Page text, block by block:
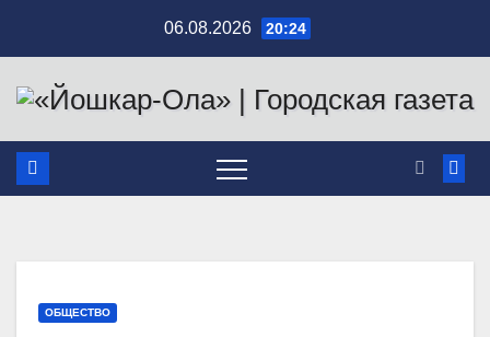
содержимому
06.08.2026 20:24
ОБЩЕСТВО